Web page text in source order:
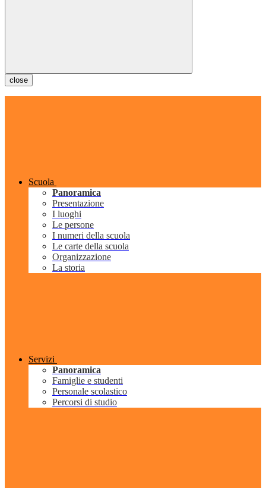
close
Scuola
Panoramica
Presentazione
I luoghi
Le persone
I numeri della scuola
Le carte della scuola
Organizzazione
La storia
Servizi
Panoramica
Famiglie e studenti
Personale scolastico
Percorsi di studio